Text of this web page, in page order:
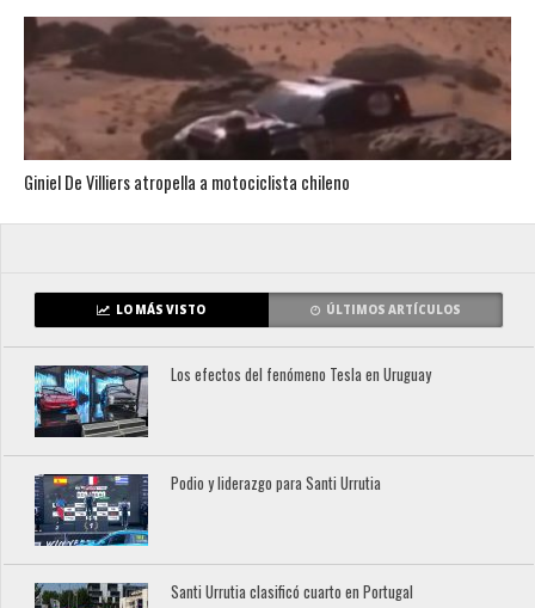
Giniel De Villiers atropella a motociclista chileno
LO MÁS VISTO ÚLTIMOS ARTÍCULOS
Los efectos del fenómeno Tesla en Uruguay
Podio y liderazgo para Santi Urrutia
Santi Urrutia clasificó cuarto en Portugal